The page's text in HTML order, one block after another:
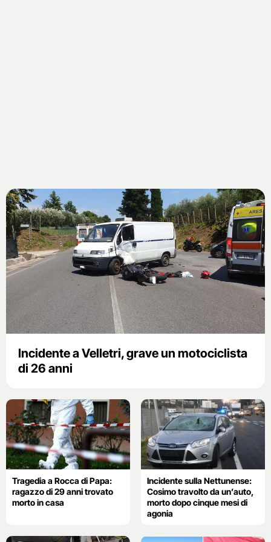
Incidente a Velletri, grave un motociclista
di 26 anni
Tragedia a Rocca di Papa:
ragazzo di 29 anni trovato
morto in casa
Incidente sulla Nettunense:
Cosimo travolto da un’auto,
morto dopo cinque mesi di
agonia